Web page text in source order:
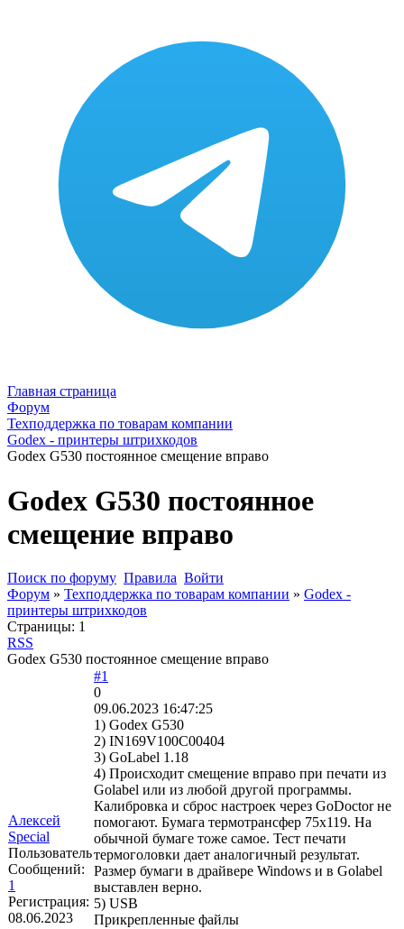
Главная страница
Форум
Техподдержка по товарам компании
Godex - принтеры штрихкодов
Godex G530 постоянное смещение вправо
Godex G530 постоянное
смещение вправо
Поиск по форуму Правила Войти
Форум » Техподдержка по товарам компании » Godex -
принтеры штрихкодов
Страницы: 1
RSS
Godex G530 постоянное смещение вправо
Алексей
Special
Пользователь
Сообщений:
1
Регистрация:
08.06.2023
#1
0
09.06.2023 16:47:25
1) Godex G530
2) IN169V100C00404
3) GoLabel 1.18
4) Происходит смещение вправо при печати из
Golabel или из любой другой программы.
Калибровка и сброс настроек через GoDoctor не
помогают. Бумага термотрансфер 75x119. На
обычной бумаге тоже самое. Тест печати
термоголовки дает аналогичный результат.
Размер бумаги в драйвере Windows и в Golabel
выставлен верно.
5) USB
Прикрепленные файлы